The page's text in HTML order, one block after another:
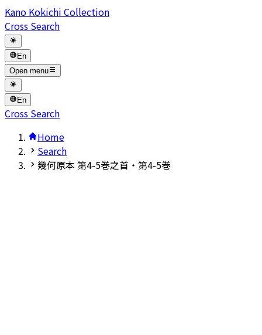
Kano Kokichi Collection
Cross Search
En
Open menu
En
Cross Search
Home
Search
幾何原本 第4-5巻之首・第4-5巻